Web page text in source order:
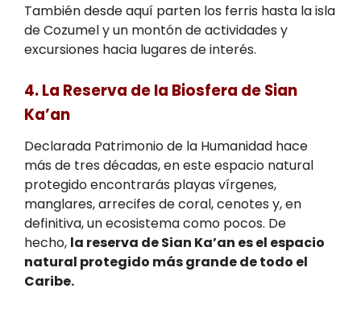
También desde aquí parten los ferris hasta la isla
de Cozumel y un montón de actividades y
excursiones hacia lugares de interés.
4. La Reserva de la Biosfera de Sian
Ka’an
Declarada Patrimonio de la Humanidad hace
más de tres décadas, en este espacio natural
protegido encontrarás playas vírgenes,
manglares, arrecifes de coral, cenotes y, en
definitiva, un ecosistema como pocos. De
hecho, la reserva de Sian Ka’an es el espacio
natural protegido más grande de todo el
Caribe.